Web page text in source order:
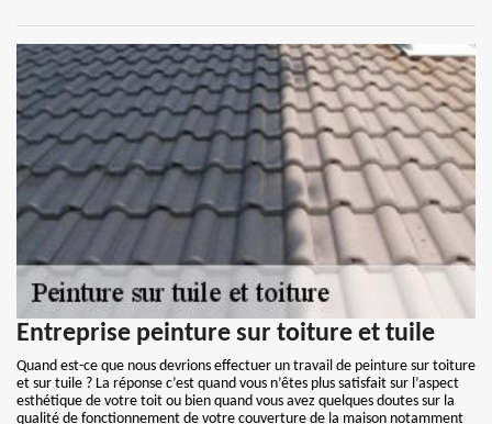
Entreprise peinture sur toiture et tuile
Quand est-ce que nous devrions effectuer un travail de peinture sur toiture
et sur tuile ? La réponse c’est quand vous n’êtes plus satisfait sur l’aspect
esthétique de votre toit ou bien quand vous avez quelques doutes sur la
qualité de fonctionnement de votre couverture de la maison notamment